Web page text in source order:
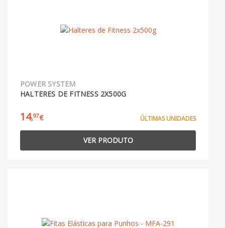
POWER SYSTEM
HALTERES DE FITNESS 2X500G
14,97€ ÚLTIMAS UNIDADES
VER PRODUTO